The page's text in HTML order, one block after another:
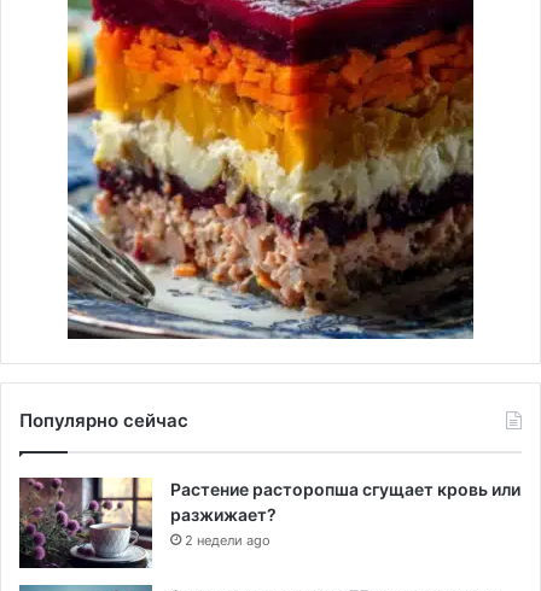
Популярно сейчас
Растение расторопша сгущает кровь или
разжижает?
2 недели ago